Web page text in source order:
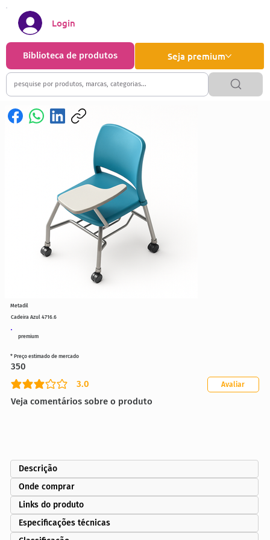
Seja premium
Biblioteca de produtos
Login
premium
Cadeira Azul 4716.6
3.0
classificação média é 3 de 5
Veja comentários sobre o produto
Avaliar
* Preço estimado de mercado
350
Metadil
Descrição
Onde comprar
Links do produto
Especificações técnicas